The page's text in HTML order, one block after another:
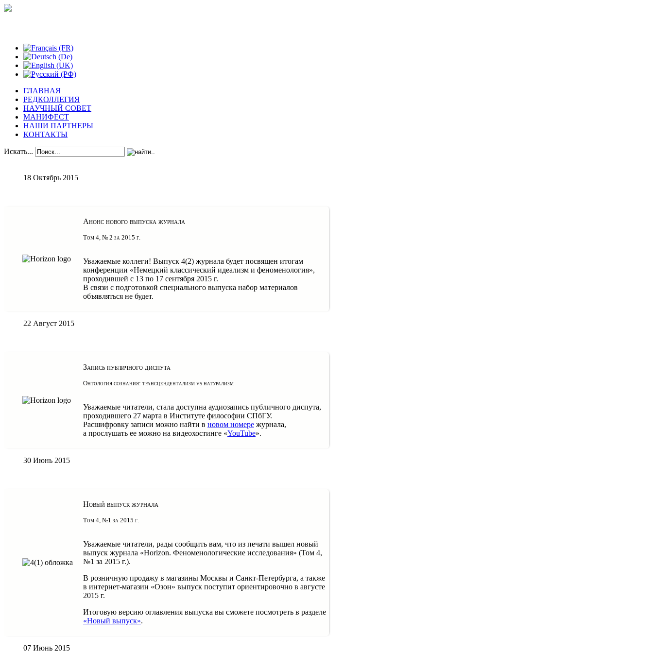
ГЛАВНАЯ
РЕДКОЛЛЕГИЯ
НАУЧНЫЙ СОВЕТ
МАНИФЕСТ
НАШИ ПАРТНЕРЫ
КОНТАКТЫ
Искать...
18 Октябрь 2015
Анонс нового выпуска журнала
Том 4, № 2 за 2015 г.
Уважаемые коллеги! Выпуск 4(2) журнала будет посвящен итогам
конференции «Немецкий классический идеализм и феноменология»,
проходившей с 13 по 17 сентября 2015 г.
В связи с подготовкой специального выпуска набор материалов
объявляться не будет.
22 Август 2015
Запись публичного диспута
Онтология сознания: трансцендентализм vs натурализм
Уважаемые читатели, стала доступна аудиозапись публичного диспута,
проходившего 27 марта в Институте философии СПбГУ.
Расшифровку записи можно найти в новом номере журнала,
а прослушать ее можно на видеохостинге «YouTube».
30 Июнь 2015
Новый выпуск журнала
Том 4, №1 за 2015 г.
Уважаемые читатели, рады сообщить вам, что из печати вышел новый
выпуск журнала «Horizon. Феноменологические исследования» (Том 4,
№1 за 2015 г.).
В розничную продажу в магазины Москвы и Санкт-Петербурга, а также
в интернет-магазин «Озон» выпуск поступит ориентировочно в августе
2015 г.
Итоговую версию оглавления выпуска вы сможете посмотреть в разделе
«Новый выпуск».
07 Июнь 2015